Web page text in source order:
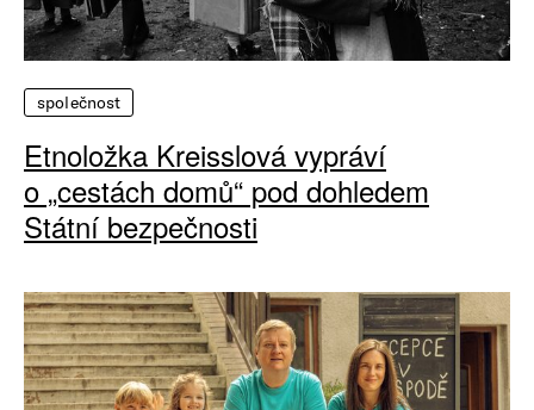
společnost
Etnoložka Kreisslová vypráví
o „cestách domů“ pod dohledem
Státní bezpečnosti